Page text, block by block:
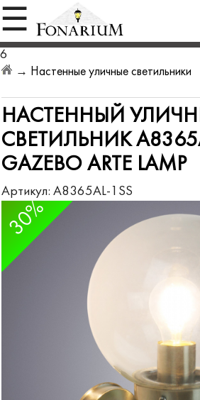
☰
6
→ Настенные уличные светильники
НАСТЕННЫЙ
СВЕТИЛЬНИК
GAZEBO ARTE LAMP
Артикул:A8365AL-1SS
30%